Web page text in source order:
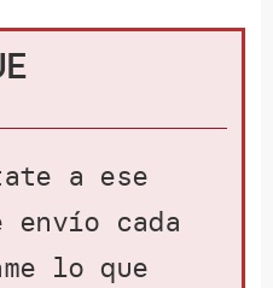
a ese
envío cada
lo que